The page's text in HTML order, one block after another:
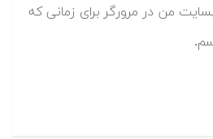
من در مرورگر برای زمانی که